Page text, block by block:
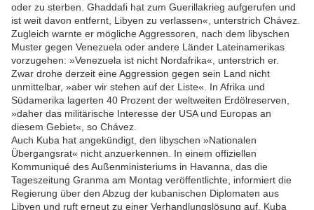
oder zu sterben. Ghaddafi hat zum Guerillakrieg aufgerufen und
ist weit davon entfernt, Libyen zu verlassen«, unterstrich Chávez.
Zugleich warnte er mögliche Aggressoren, nach dem libyschen
Muster gegen Venezuela oder andere Länder Lateinamerikas
vorzugehen: »Venezuela ist nicht Nord­afrika«, unterstrich er.
Zwar drohe derzeit eine Aggression gegen sein Land nicht
unmittelbar, »aber wir stehen auf der Liste«. In Afrika und
Südamerika lagerten 40 Prozent der weltweiten Erdölreserven,
»daher das militärische Interesse der USA und Europas an
diesem Gebiet«, so Chávez.
Auch Kuba hat angekündigt, den libyschen »Nationalen
Übergangsrat« nicht anzuerkennen. In einem offiziellen
Kommuniqué des Außenministe­riums in Havanna, das die
Tageszeitung Granma am Montag veröffentlichte, informiert die
Regierung über den Abzug der kubanischen Diplomaten aus
Libyen und ruft erneut zu einer Verhandlungslösung auf. Kuba